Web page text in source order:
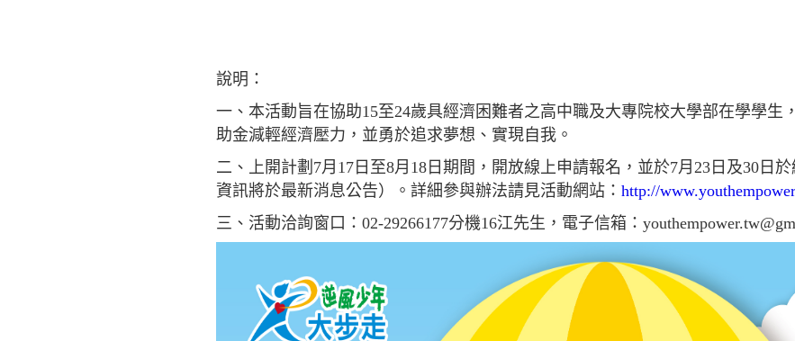
說明：
一、本活動旨在協助15至24歲具經濟困難者之高中職及大專院校大學部在學學生
助金減輕經濟壓力，並勇於追求夢想、實現自我。
二、上開計劃7月17日至8月18日期間，開放線上申請報名，並於7月23日及30日
資訊將於最新消息公告）。詳細參與辦法請見活動網站： http://
三、活動洽詢窗口：02-29266177分機16江先生，電子信箱：